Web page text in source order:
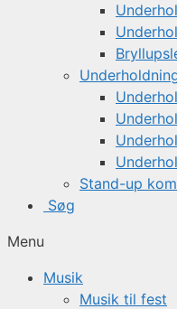
Stand-up
Søg
Menu
Musik
Musik til fest